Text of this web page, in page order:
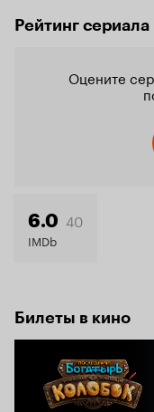
Рейтинг сериала
Оцените
6.0 40
IMDb
Билеты в кино